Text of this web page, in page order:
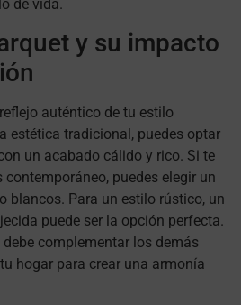
de vida.
y su impacto
auténtico de tu estilo
estética tradicional, puedes optar
un acabado cálido y rico. Si te
puedes elegir un
blancos. Para un estilo rústico, un
puede ser la opción perfecta.
debe complementar los demás
hogar para crear una armonía